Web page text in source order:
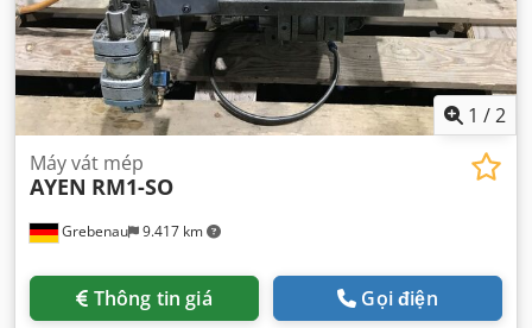
1 /2
Grebenau 9.417 km
Máy vát mép
AYEN RM1-SO
Thông tin giá Gọi điện